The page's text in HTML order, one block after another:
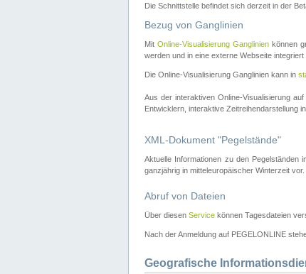
Die Schnittstelle befindet sich derzeit in der
Bezug von Ganglinien
MitOnline-Visualisierung Ganglinien können
werden und in eine externe Webseite
Die Online-Visualisierung Ganglinien kann in
Aus der interaktiven Online-Visualisierung
Entwicklern, interaktive Zeitreihendarstellung
XML-Dokument "Pegelstände"
Aktuelle Informationen zu den
ganzjährig in mitteleuropäischer Winterzeit vor.
Abruf von Dateien
Über diesen Service können Tagesdateien
Nach der Anmeldung auf PEGELONLINE
Geografische